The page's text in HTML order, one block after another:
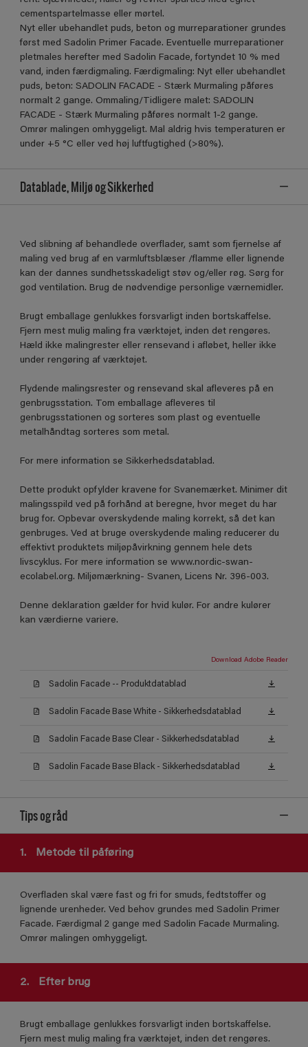
cementspartelmasse eller mørtel.
Nyt eller ubehandlet puds, beton og murreparationer grundes
først med Sadolin Primer Facade. Eventuelle murreparationer
pletmales herefter med Sadolin Facade, fortyndet 10 % med
vand, inden færdigmaling. Færdigmaling: Nyt eller ubehandlet
puds, beton: SADOLIN FACADE - Stærk Murmaling påføres
normalt 2 gange. Ommaling/Tidligere malet: SADOLIN
FACADE - Stærk Murmaling påføres normalt 1-2 gange.
Omrør malingen omhyggeligt. Mal aldrig hvis temperaturen er
under +5 °C eller ved høj luftfugtighed (>80%).
Datablade, Miljø og Sikkerhed
Ved slibning af behandlede overflader, samt som fjernelse af
maling ved brug af en varmluftsblæser /flamme eller lignende
kan der dannes sundhetsskadeligt støv og/eller røg. Sørg for
god ventilation. Brug de nødvendige personlige værnemidler.
Brugt emballage genlukkes forsvarligt inden bortskaffelse.
Fjern mest mulig maling fra værktøjet, inden det rengøres.
Hæld ikke malingrester eller rensevand i afløbet, heller ikke
under rengøring af værktøjet.
Flydende malingsrester og rensevand skal afleveres på en
genbrugsstation. Tom emballage afleveres til
genbrugsstationen og sorteres som plast og eventuelle
metalhåndtag sorteres som metal.
For mere information se Sikkerhedsdatablad.
Dette produkt opfylder kravene for Svanemærket. Minimer dit
malingsspild ved på forhånd at beregne, hvor meget du har
brug for. Opbevar overskydende maling korrekt, så det kan
genbruges. Ved at bruge overskydende maling reducerer du
effektivt produktets miljøpåvirkning gennem hele dets
livscyklus. For mere information se www.nordic-swan-
ecolabel.org. Miljømærkning- Svanen, Licens Nr. 396-003.
Denne deklaration gælder for hvid kulør. For andre kulører
kan værdierne variere.
Download Adobe Reader
Sadolin Facade -- Produktdatablad
Sadolin Facade Base White - Sikkerhedsdatablad
Sadolin Facade Base Clear - Sikkerhedsdatablad
Sadolin Facade Base Black - Sikkerhedsdatablad
Tips og råd
1. Metode til påføring
Overfladen skal være fast og fri for smuds, fedtstoffer og
lignende urenheder. Ved behov grundes med Sadolin Primer
Facade. Færdigmal 2 gange med Sadolin Facade Murmaling.
Omrør malingen omhyggeligt.
2. Efter brug
Brugt emballage genlukkes forsvarligt inden bortskaffelse.
Fjern mest mulig maling fra værktøjet, inden det rengøres.